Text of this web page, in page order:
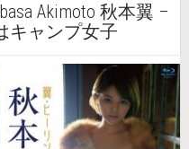
Akimoto 秋本翼 –
キャンプ女子